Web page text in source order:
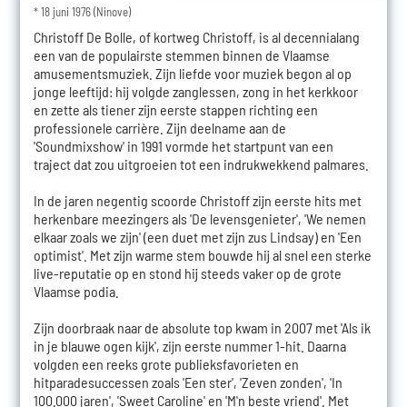
* 18 juni 1976 (Ninove)
Christoff De Bolle, of kortweg Christoff, is al decennialang
een van de populairste stemmen binnen de Vlaamse
amusementsmuziek. Zijn liefde voor muziek begon al op
jonge leeftijd: hij volgde zanglessen, zong in het kerkkoor
en zette als tiener zijn eerste stappen richting een
professionele carrière. Zijn deelname aan de
'Soundmixshow' in 1991 vormde het startpunt van een
traject dat zou uitgroeien tot een indrukwekkend palmares.
In de jaren negentig scoorde Christoff zijn eerste hits met
herkenbare meezingers als 'De levensgenieter', 'We nemen
elkaar zoals we zijn' (een duet met zijn zus Lindsay) en 'Een
optimist'. Met zijn warme stem bouwde hij al snel een sterke
live-reputatie op en stond hij steeds vaker op de grote
Vlaamse podia.
Zijn doorbraak naar de absolute top kwam in 2007 met 'Als ik
in je blauwe ogen kijk', zijn eerste nummer 1-hit. Daarna
volgden een reeks grote publieksfavorieten en
hitparadesuccessen zoals 'Een ster', 'Zeven zonden', 'In
100.000 jaren', 'Sweet Caroline' en 'M'n beste vriend'. Met